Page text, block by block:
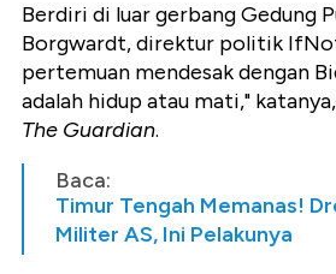
Berdiri di luar gerbang Gedung
Borgwardt, direktur politik
pertemuan mendesak dengan
adalah hidup atau mati,"
The Guardian.
Baca:
Timur Tengah Memanas!
Militer AS, Ini Pelakunya